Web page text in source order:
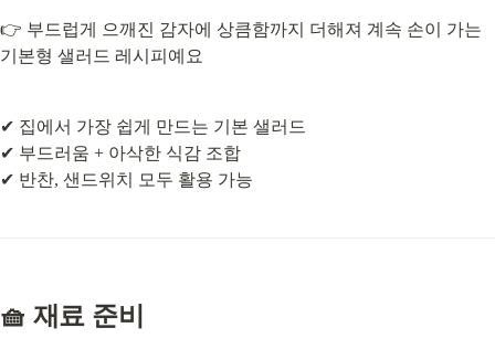
👉 부드럽게 으깨진 감자에 상큼함까지 더해져 계속 손이 가는
기본형 샐러드 레시피예요
✔ 집에서 가장 쉽게 만드는 기본 샐러드
✔ 부드러움 + 아삭한 식감 조합
✔ 반찬, 샌드위치 모두 활용 가능
🧺 재료 준비